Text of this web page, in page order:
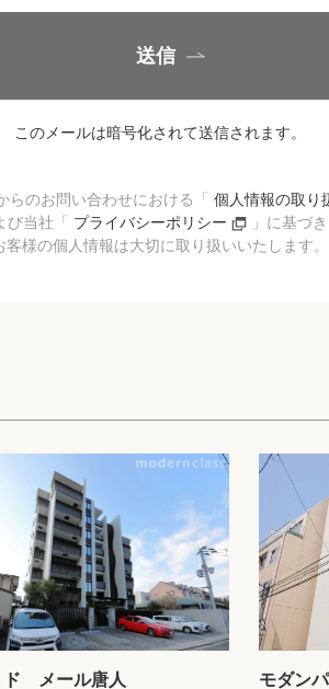
送信
このメールは暗号化されて送信されます。
らのお問い合わせにおける「 個人情報の取り
び当社「 プライバシーポリシー
」に基づき
客様の個人情報は大切に取り扱いいたします。
メール唐人 モダン